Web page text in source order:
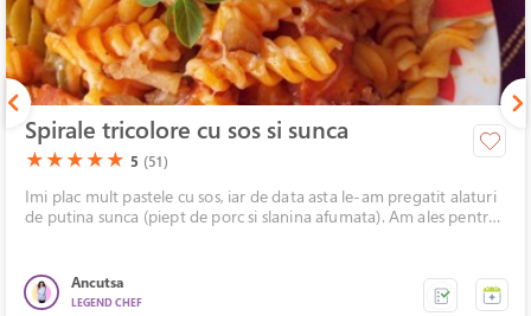
Spirale tricolore cu sos si sunca
(*)
★(*)
★(*)
★(*)
★(*)
★ 5 (51)
Imi plac mult pastele cu sos, iar de data asta le-am pregatit alaturi
de putina sunca (piept de porc si slanina afumata). Am ales pentru
Ancutsa
LEGEND CHEF